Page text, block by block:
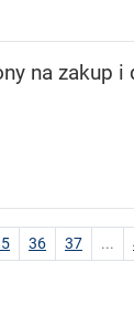
na zakup
do strony
Przejdź do
36 Przejdź
37 ...